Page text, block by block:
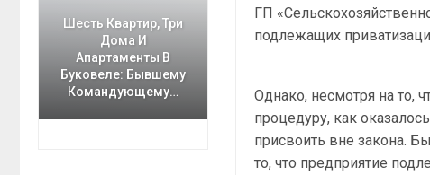
ГП
подлежащих
Однако, несмотря на то,
процедуру, как
присвоить вне закона.
то, что предприятие
Шесть Квартир, Три
Дома И
Апартаменты В
Буковеле: Бывшему
Командующему…